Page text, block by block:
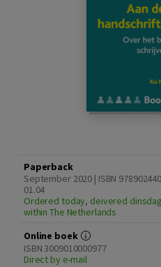
Paperback
September 2020 | ISBN
01.04
Ordered today, deivered dinsdag
within The Netherlands
Online boek
ISBN 3009010000977
Direct by e-mail